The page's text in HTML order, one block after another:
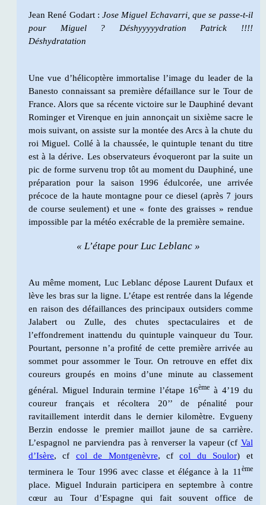
Jean René Godart :Jose Miguel Echavarri, que se passe-t-il
pour Miguel ? Déshyyyyydration Patrick !!!!
Déshydratation
Une vue d’hélicoptère immortalise l’image du leader de la
Banesto connaissant sa première défaillance sur le Tour de
France. Alors que sa récente victoire sur le Dauphiné devant
Rominger et Virenque en juin annonçait un sixième sacre le
mois suivant, on assiste sur la montée des Arcs à la chute du
roi Miguel. Collé à la chaussée, le quintuple tenant du titre
est à la dérive. Les observateurs évoqueront par la suite un
pic de forme survenu trop tôt au moment du Dauphiné, une
préparation pour la saison 1996 édulcorée, une arrivée
précoce de la haute montagne pour ce diesel (après 7 jours
de course seulement) et une « fonte des graisses » rendue
impossible par la météo exécrable de la première semaine.
« L’étape pour Luc Leblanc »
Au même moment, Luc Leblanc dépose Laurent Dufaux et
lève les bras sur la ligne. L’étape est rentrée dans la légende
en raison des défaillances des principaux outsiders comme
Jalabert ou Zulle, des chutes spectaculaires et de
l’effondrement inattendu du quintuple vainqueur du Tour.
Pourtant, personne n’a profité de cette première arrivée au
sommet pour assommer le Tour. On retrouve en effet dix
coureurs groupés en moins d’une minute au classement
général. Miguel Indurain termine l’étape 16ème à 4’19 du
coureur français et récoltera 20’’ de pénalité pour
ravitaillement interdit dans le dernier kilomètre. Evgueny
Berzin endosse le premier maillot jaune de sa carrière.
L’espagnol ne parviendra pas à renverser la vapeur (cf Val
d’Isère, cf col de Montgenèvre, cfcol du Soulor) et
terminera le Tour 1996 avec classe et élégance à la 11 ème
place. Miguel Indurain participera en septembre à contre
cœur au Tour d’Espagne qui fait souvent office de